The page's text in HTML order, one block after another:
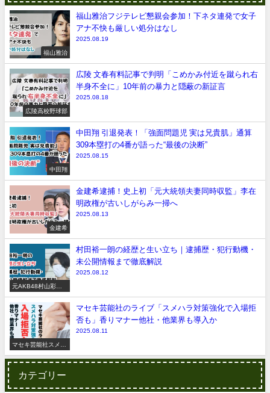
福山雅治
福山雅治フジテレビ懇親会参加！下ネタ連発で女子
アナ不快も厳しい処分はなし
2025.08.19
広陵高校野球部
広陵 文春有料記事で判明「こめかみ付近を蹴られ右
半身不全に」10年前の暴力と隠蔽の新証言
2025.08.18
中田翔
中田翔 引退発表！「強面問題児 実は兄貴肌」通算
309本塁打の4番が語った“最後の決断”
2025.08.15
金建希
金建希逮捕！史上初「元大統領夫妻同時収監」李在
明政権が古いしがらみ一掃へ
2025.08.13
元AKB48村山彩希
村田裕一朗の経歴と生い立ち｜逮捕歴・犯行動機・
未公開情報まで徹底解説
2025.08.12
マセキ芸能社スメハ
マセキ芸能社のライブ「スメハラ対策強化で入場拒
否も」香りマナー他社・他業界も導入か
2025.08.11
カテゴリー